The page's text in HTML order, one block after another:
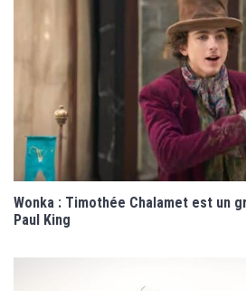
Wonka : Timothée Chalamet est un
Paul King